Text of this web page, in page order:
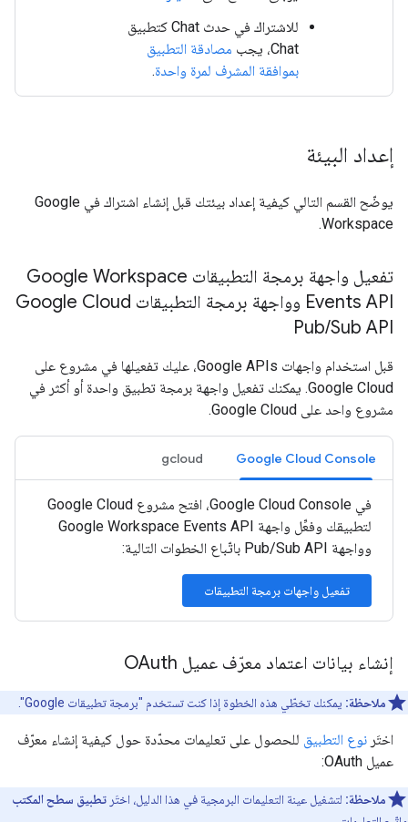
للاشتراك في حدث Chat كتطبيق
Chat، يجب
مصادقة التطبيق
بموافقة المشرف لمرة واحدة.
إعداد البيئة
يوضّح القسم التالي كيفية إعداد بيئتك قبل إنشاء اشتراك في Google
Workspace.
تفعيل واجهة برمجة التطبيقات Google Workspace
Events API وواجهة برمجة التطبيقات Google Cloud
Pub/Sub API
قبل استخدام واجهات Google APIs، عليك تفعيلها في مشروع على
Google Cloud. يمكنك تفعيل واجهة برمجة تطبيق واحدة أو أكثر في
مشروع واحد على Google Cloud.
Google Cloud Console
gcloud
في Google Cloud Console، افتح مشروع Google Cloud
لتطبيقك وفعِّل واجهة Google Workspace Events API
وواجهة Pub/Sub API باتّباع الخطوات التالية:
تفعيل واجهات برمجة التطبيقات
إنشاء بيانات اعتماد معرّف عميل OAuth
ملاحظة: يمكنك تخطّي هذه الخطوة إذا كنت تستخدم "برمجة تطبيقات Google".
اختَر نوع التطبيق للحصول على تعليمات محدّدة حول كيفية إنشاء معرّف
عميل OAuth:
ملاحظة: لتشغيل عينة التعليمات البرمجية في هذا الدليل، اختَر تطبيق سطح المكتب